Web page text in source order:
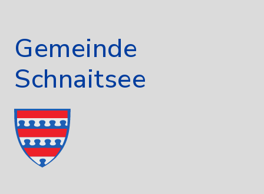
Gemeinde
Schnaitsee